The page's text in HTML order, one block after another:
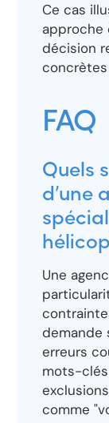
Ce cas
approche
décision
FAQ
Quels
d’une
Une
demande
erreurs
mots-
comme